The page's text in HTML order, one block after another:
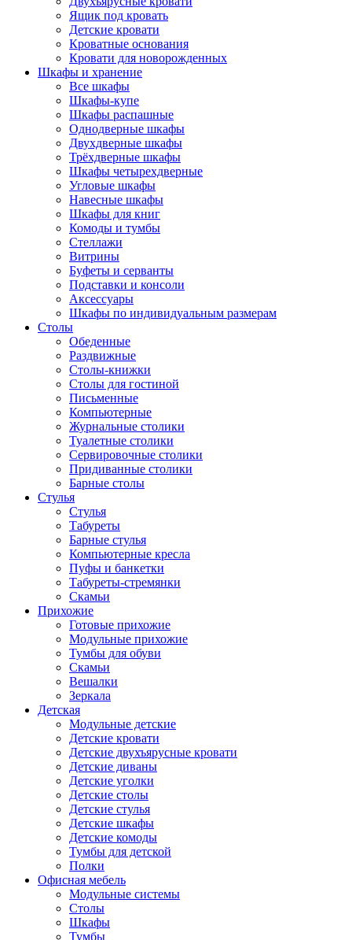
Ящик под кровать
Детские кровати
Кроватные основания
Кровати для новорожденных
Шкафы и хранение
Все шкафы
Шкафы-купе
Шкафы распашные
Однодверные шкафы
Двухдверные шкафы
Трёхдверные шкафы
Шкафы четырехдверные
Угловые шкафы
Навесные шкафы
Шкафы для книг
Комоды и тумбы
Стеллажи
Витрины
Буфеты и серванты
Подставки и консоли
Аксессуары
Шкафы по индивидуальным размерам
Столы
Обеденные
Раздвижные
Столы-книжки
Столы для гостиной
Письменные
Компьютерные
Журнальные столики
Туалетные столики
Сервировочные столики
Придиванные столики
Барные столы
Стулья
Стулья
Табуреты
Барные стулья
Компьютерные кресла
Пуфы и банкетки
Табуреты-стремянки
Скамьи
Прихожие
Готовые прихожие
Модульные прихожие
Тумбы для обуви
Скамьи
Вешалки
Зеркала
Детская
Модульные детские
Детские кровати
Детские двухъярусные кровати
Детские диваны
Детские уголки
Детские столы
Детские стулья
Детские шкафы
Детские комоды
Тумбы для детской
Полки
Офисная мебель
Модульные системы
Столы
Шкафы
Тумбы